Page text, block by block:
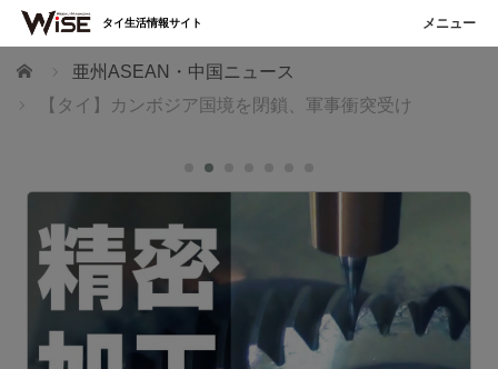
ホーム
亜州ASEAN・中国ニュース
【タイ】カンボジア国境を閉鎖、軍事衝突受け
タイ生活情報サイト